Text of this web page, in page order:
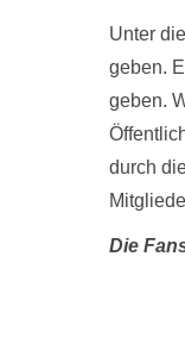
Unter
geben.
geben.
durch
Die